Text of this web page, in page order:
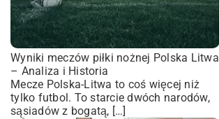
Wyniki meczów piłki nożnej Polska Litwa
– Analiza i Historia
Mecze Polska-Litwa to coś więcej niż
tylko futbol. To starcie dwóch narodów,
sąsiadów z bogatą, […]